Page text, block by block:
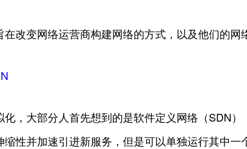
改变网络运营商构建网络的方式，以及他们的网
化，大部分人首先想到的是软件定义网络（SDN
性并加速引进新服务，但是可以单独运行其中一